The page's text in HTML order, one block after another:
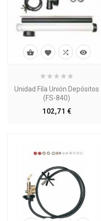
Unidad Fila Unión Depósitos
(FS-840)
102,71 €Precio
   